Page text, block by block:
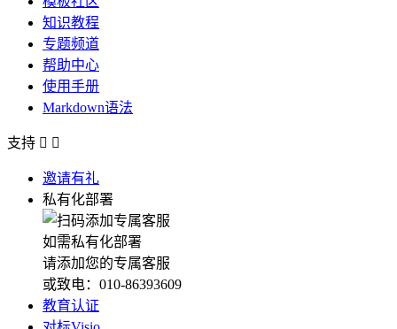
知识教程
专题频道
帮助中心
使用手册
Markdown语法
支持  
邀请有礼
私有化部署
如需私有化部署
请添加您的专属客服
或致电：010-86393609
教育认证